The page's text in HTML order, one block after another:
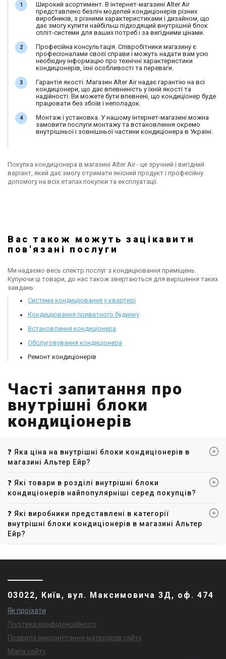
Широкий асортимент. В інтернет-магазині Alter Air
представлено безліч моделей кондиціонерів різних
виробників, з різними характеристиками і дизайном, що
дає змогу купити найбільш підходящий внутрішній блок
спліт-системи для ваших потреб і за вигідними цінами.
Професійна консультація. Співробітники магазину є
професіоналами своєї справи і можуть надати вам усю
необхідну інформацію про технічні характеристики
кондиціонерів, їхні особливості та переваги.
Гарантія якості. Магазин Alter Air надає гарантію на всі
кондиціонери, що дає впевненість у їхній якості та
надійності. Ви можете бути впевнені, що кондиціонер буде
працювати без збоїв і неполадок.
Монтаж і установка. У нашому інтернет-магазині можна
замовити послуги монтажу та встановлення окремо
внутрішньої і зовнішньої частини кондиціонера в Україні.
Покупка кондиціонера в магазині Alter Air - це зручний і вигідний
варіант, який дає змогу отримати якісний продукт і професійну
допомогу на всіх етапах покупки та експлуатації.
Вас також можуть зацікавити
пов'язані послуги
Ми надаємо весь спектр послуг з кондиціювання приміщень.
Купуючи ці товари, до нас також звертаються для вирішення таких
завдань:
Система кондиціювання у квартирі
Кондиціювання приватного будинку
Встановлення кондиціонера
Обслуговування кондиціонера
Ремонт кондиціонерів
Часті запитання про
внутрішні блоки
кондиціонерів
❓ Яка ціна на внутрішні блоки кондиціонерів в
магазині Альтер Ейр?
❓ Які товари в розділі внутрішні блоки
кондиціонерів найпопулярніші серед покупців?
❓ Які виробники представлені в категорії
внутрішні блоки кондиціонерів в магазині Альтер
Ейр?
03022, Київ, вул. Максимовича 3Д, оф. 474
Як проїхати
Політика конфіденційності
Правила використання матеріалів сайту
Мапа сайту